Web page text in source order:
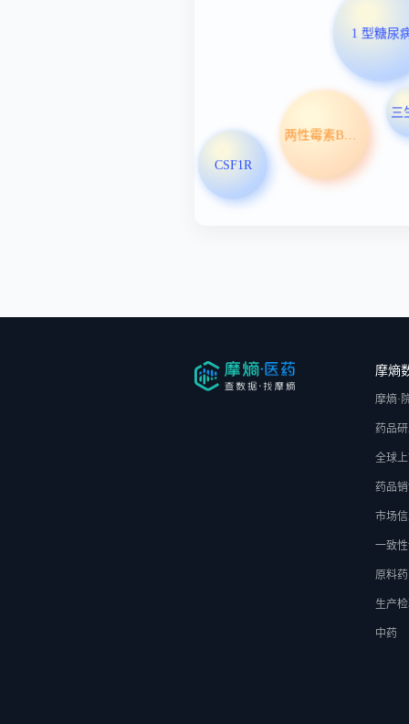
1 型糖尿
CSF1R
两性霉素B脂质体
摩熵
摩熵·
药品
全球
药品
市场
一致
原料药
生产
中药